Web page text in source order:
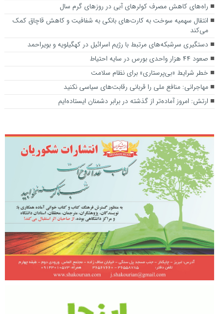
راه‌های کاهش مصرف کولرهای آبی در روزهای گرم سال
انتقال سهمیه سوخت به کارت‌های بانکی به شفافیت و کاهش قاچاق کمک
می‌کند
دستگیری سرشبکه‌های مرتبط با رژیم اسرائیل در کهگیلویه و بویراحمد
صعود ۴۴ هزار واحدی بورس در سایه احتیاط
خطر شرایط «بی‌پرستاری» برای نظام سلامت
مهاجرانی: منافع ملی را قربانی رقابت‌های سیاسی نکنید
ارتش: امروز آماده‌تر از گذشته در برابر دشمنان ایستاده‌ایم